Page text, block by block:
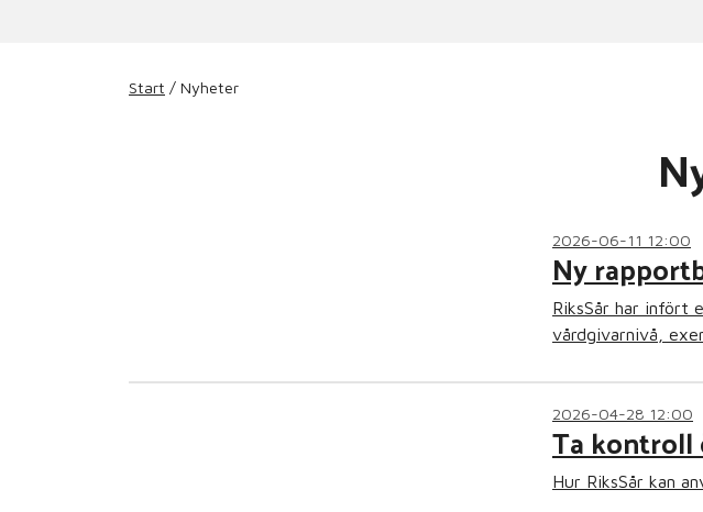
Start / Nyheter
2026-06-11 12:00
Ny
RiksSår har infört
vårdgivarnivå,
2026-04-28 12:00
Ta
Hur RiksSår kan